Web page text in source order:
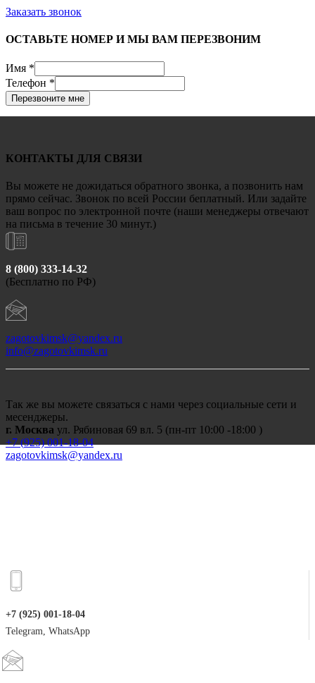
Заказать звонок
ОСТАВЬТЕ НОМЕР И МЫ ВАМ ПЕРЕЗВОНИМ
Имя *
Телефон *
Перезвоните мне
КОНТАКТЫ ДЛЯ СВЯЗИ
Вы можете не дожидаться обратного звонка, а позвонить нам
прямо сейчас. Звонок по всей России беплатный. Или задайте
ваш вопрос по электронной почте (наши менеджеры отвечают
на письма в течение 30 минут.)
8 (800) 333-14-32
(Бесплатно по РФ)
zagotovkimsk@yandex.ru
info@zagotovkimsk.ru
Так же вы можете связаться с нами через социальные сети и
месенджеры.
г. Москва ул. Рябиновая 69 вл. 5 (пн-пт 10:00 -18:00 )
+7 (925) 001-18-04
zagotovkimsk@yandex.ru
+7 (925) 001-18-04
Telegram, WhatsApp